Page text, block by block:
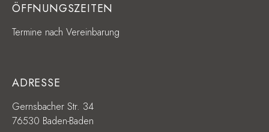
ÖFFNUNGSZEITEN
Termine nach Vereinbarung
ADRESSE
Gernsbacher Str. 34
76530 Baden-Baden